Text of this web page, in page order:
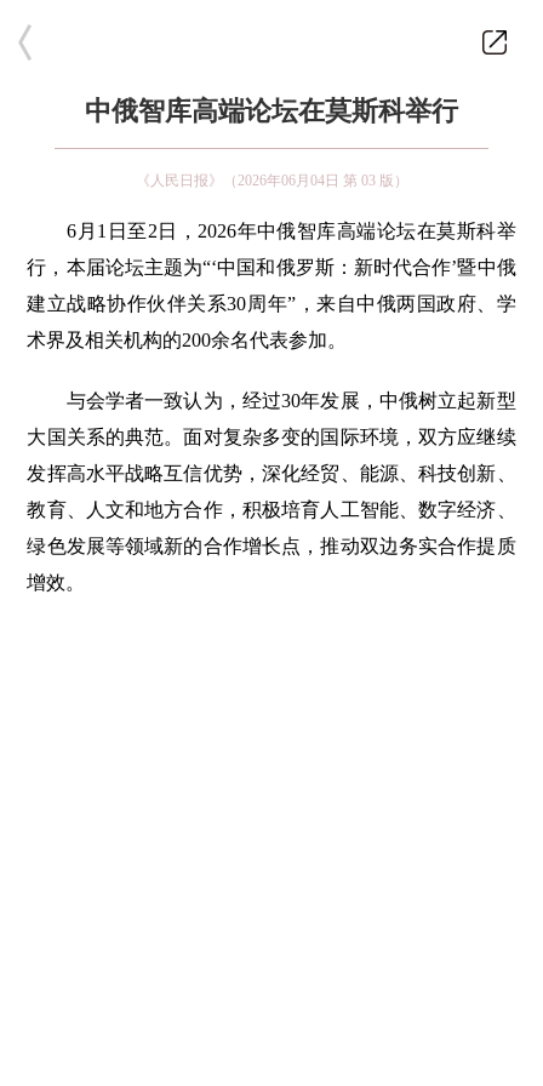
中俄智库高端论坛在莫斯科举行
《人民日报》（2026年06月04日 第 03 版）
6月1日至2日，2026年中俄智库高端论坛在莫斯科举
行，本届论坛主题为“‘中国和俄罗斯：新时代合作’暨中俄
建立战略协作伙伴关系30周年”，来自中俄两国政府、学
术界及相关机构的200余名代表参加。
与会学者一致认为，经过30年发展，中俄树立起新型
大国关系的典范。面对复杂多变的国际环境，双方应继续
发挥高水平战略互信优势，深化经贸、能源、科技创新、
教育、人文和地方合作，积极培育人工智能、数字经济、
绿色发展等领域新的合作增长点，推动双边务实合作提质
增效。